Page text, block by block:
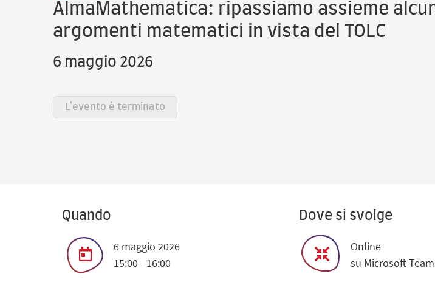
AlmaMathematica: ripassiamo assieme
argomenti matematici in vista del TOLC
6 maggio 2026
L'evento è terminato
Quando
6 maggio 2026
15:00 - 16:00
Dove si svolge
Online
su Microsoft